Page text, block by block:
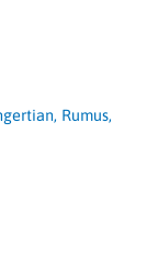
Rumus,